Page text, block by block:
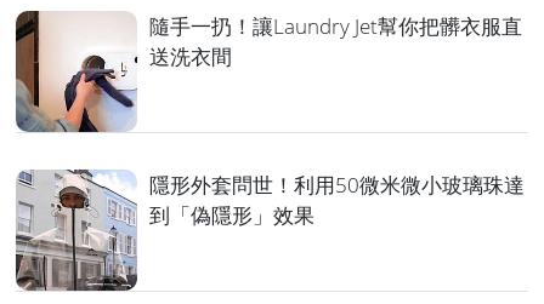
隨手一扔！讓Laundry Jet幫你把髒衣服直
送洗衣間
隱形外套問世！利用50微米微小玻璃珠達
到「偽隱形」效果